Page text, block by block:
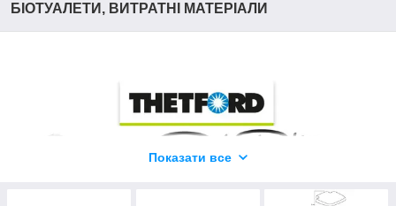
БІОТУАЛЕТИ, ВИТРАТНІ МАТЕРІАЛИ
Показати все